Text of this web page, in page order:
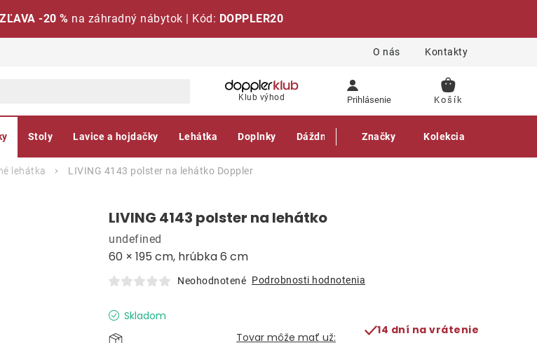
ZĽAVA -20 % na záhradný nábytok | Kód: DOPPLER20
O nás Kontakty
Klub výhod Prihlásenie
NÁKUPNÝ
Stoly Lavice a hojdačky Lehátka Doplnky Dáždniky Gastro produkty
Značky Kolekcia
lehátka LIVING 4143 polster na lehátko Doppler
LIVING 4143 polster na lehátko
60 × 195 cm, hrúbka 6 cm
undefined
Neohodnotené Podrobnosti hodnotenia
Skladom
14 dní na vrátenie